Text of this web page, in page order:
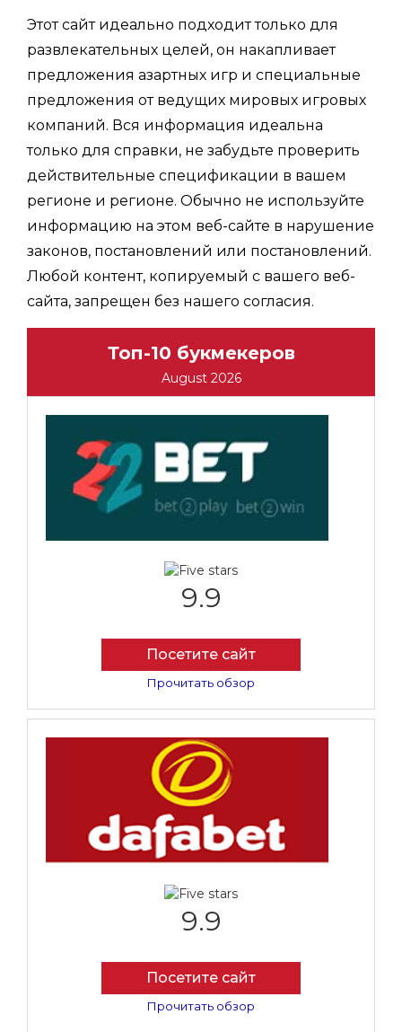
Этот сайт идеально подходит только для
развлекательных целей, он накапливает
предложения азартных игр и специальные
предложения от ведущих мировых игровых
компаний. Вся информация идеальна
только для справки, не забудьте проверить
действительные спецификации в вашем
регионе и регионе. Обычно не используйте
информацию на этом веб-сайте в нарушение
законов, постановлений или постановлений.
Любой контент, копируемый с вашего веб-
сайта, запрещен без нашего согласия.
Топ-10 букмекеров
August 2026
9.9
Посетите сайт
Прочитать обзор
9.9
Посетите сайт
Прочитать обзор